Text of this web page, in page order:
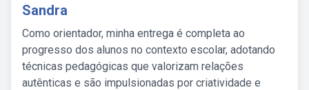
Sandra
Como orientador, minha entrega é completa ao
progresso dos alunos no contexto escolar, adotando
técnicas pedagógicas que valorizam relações
autênticas e são impulsionadas por criatividade e